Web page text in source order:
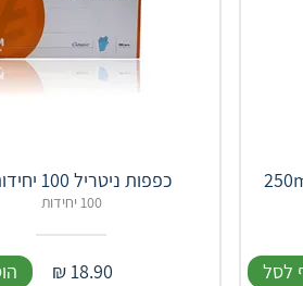
לסל
כפפות ניטריל 100 יחידות M
100 יחידות
18.90
₪